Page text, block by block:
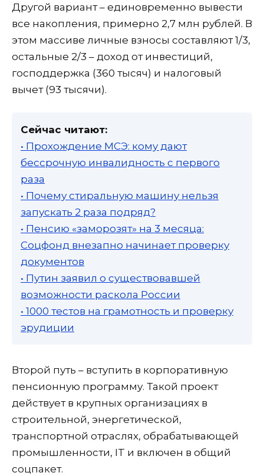
Другой вариант – единовременно вывести
все накопления, примерно 2,7 млн рублей. В
этом массиве личные взносы составляют 1/3,
остальные 2/3 – доход от инвестиций,
господдержка (360 тысяч) и налоговый
вычет (93 тысячи).
Сейчас читают:
• Прохождение МСЭ: кому дают
бессрочную инвалидность с первого
раза
• Почему стиральную машину нельзя
запускать 2 раза подряд?
• Пенсию «заморозят» на 3 месяца:
Соцфонд внезапно начинает проверку
документов
• Путин заявил о существовавшей
возможности раскола России
• 1000 тестов на грамотность и проверку
эрудиции
Второй путь – вступить в корпоративную
пенсионную программу. Такой проект
действует в крупных организациях в
строительной, энергетической,
транспортной отраслях, обрабатывающей
промышленности, IT и включен в общий
соцпакет.